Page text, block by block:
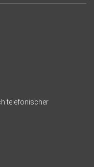
telefonischer